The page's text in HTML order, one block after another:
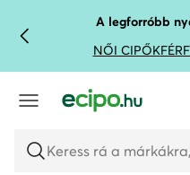
UGRÁS A FŐ TARTALOMRA
UGRÁS A KERESÉSHEZ
A legforróbb
NŐI CIPŐK
Keress rá a